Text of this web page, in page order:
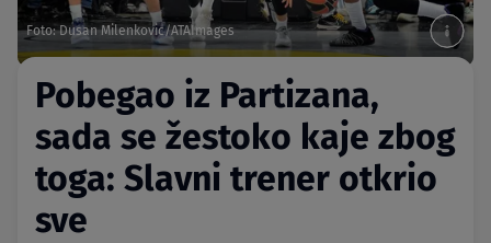
Foto: Dusan Milenkovic/ATAImages
Pobegao iz Partizana,
sada se žestoko kaje zbog
toga: Slavni trener otkrio
sve